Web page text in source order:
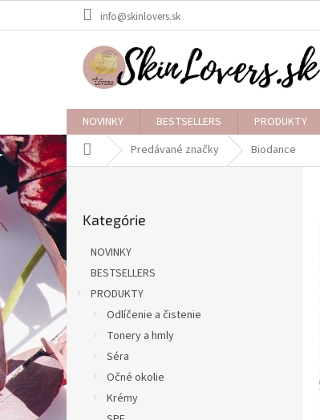
info@skinlovers.sk
NOVINKY BESTSELLERS PRODUKTY
DomovPredávané značky Biodance
B
o
č
n
p
n
e
l
kategórie
Kategórie
NOVINKY
BESTSELLERS
PRODUKTY
Odlíčenie a čistenie
Tonery a hmly
Séra
Očné okolie
Krémy